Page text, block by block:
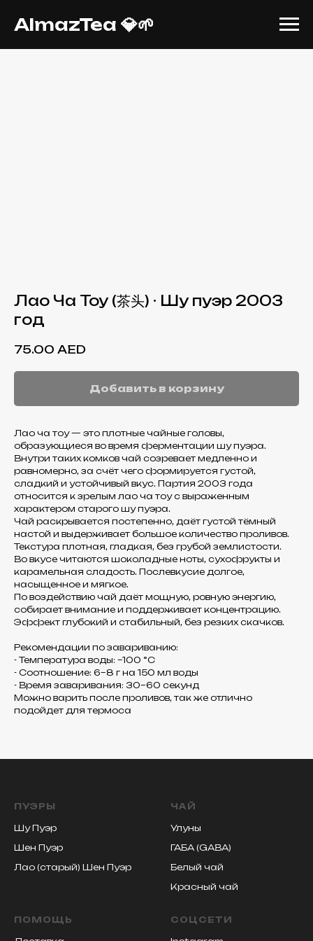
AlmazTea 💎🌱
Лао Ча Тоу (茶头) · Шу пуэр 2003
год
75.00 AED
Добавить в корзину
Лао ча тоу — это плотные чайные головы,
образующиеся во время ферментации шу пуэра.
Внутри таких комков чай созревает медленно и
равномерно, за счёт чего формируется густой,
сладкий и устойчивый вкус. Партия 2003 года
относится к зрелым лао ча тоу с выраженным
характером старого шу пуэра.
Чай раскрывается постепенно, даёт густой тёмный
настой и выдерживает большое количество проливов.
Текстура плотная, гладкая, без грубой землистости.
Во вкусе читаются шоколадные ноты, сухофрукты и
карамельная сладость. Послевкусие долгое,
насыщенное и мягкое.
По воздействию чай даёт мощную, ровную энергию,
собирает внимание и поддерживает концентрацию.
Эффект глубокий и стабильный, без резких скачков.
Рекомендации по завариванию:
- Температура воды: –100 °C
- Соотношение: 6–8 г на 150 мл воды
- Время заваривания: 30–60 секунд
Можно варить после проливов, так же отлично
подойдет для термоса
ПУЭРЫ
Шу Пуэр
Шен Пуэр
Лао (старый) Шен Пуэр
ЧАЙ
Улуны
ГАБА (GABA)
Белый чай
Красный чай
ПОМОЩЬ СОЦСЕТИ